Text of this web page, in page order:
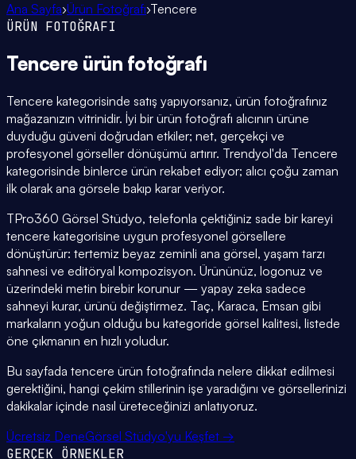
Ana Sayfa›Ürün Fotoğrafı›Tencere
ÜRÜN FOTOĞRAFI
Tencere ürün fotoğrafı
Tencere kategorisinde satış yapıyorsanız, ürün fotoğrafınız
mağazanızın vitrinidir. İyi bir ürün fotoğrafı alıcının ürüne
duyduğu güveni doğrudan etkiler; net, gerçekçi ve
profesyonel görseller dönüşümü artırır. Trendyol'da Tencere
kategorisinde binlerce ürün rekabet ediyor; alıcı çoğu zaman
ilk olarak ana görsele bakıp karar veriyor.
TPro360 Görsel Stüdyo, telefonla çektiğiniz sade bir kareyi
tencere kategorisine uygun profesyonel görsellere
dönüştürür: tertemiz beyaz zeminli ana görsel, yaşam tarzı
sahnesi ve editöryal kompozisyon. Ürününüz, logonuz ve
üzerindeki metin birebir korunur — yapay zeka sadece
sahneyi kurar, ürünü değiştirmez. Taç, Karaca, Emsan gibi
markaların yoğun olduğu bu kategoride görsel kalitesi, listede
öne çıkmanın en hızlı yoludur.
Bu sayfada tencere ürün fotoğrafında nelere dikkat edilmesi
gerektiğini, hangi çekim stillerinin işe yaradığını ve görsellerinizi
dakikalar içinde nasıl üreteceğinizi anlatıyoruz.
Ücretsiz DeneGörsel Stüdyo'yu Keşfet →
GERÇEK ÖRNEKLER